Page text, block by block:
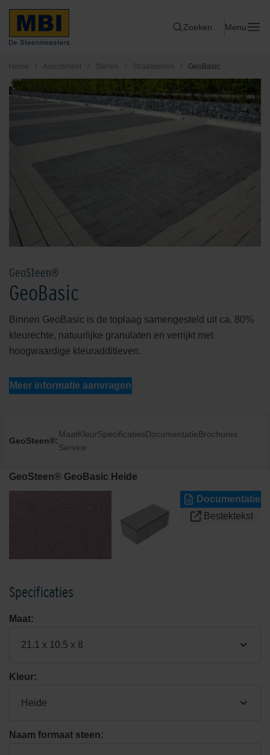
Zoeken Menu
Home / Assortiment / Stenen / Straatstenen / GeoBasic
GeoSteen®
GeoBasic
Binnen GeoBasic is de toplaag samengesteld uit ca. 80%
kleurechte, natuurlijke granulaten en verrijkt met
hoogwaardige kleuradditieven.
Meer informatie aanvragen
GeoSteen®:
MaatKleurSpecificatiesDocumentatieBrochures
Service
GeoSteen® GeoBasic Heide
Documentatie
Bestektekst
Specificaties
Maat:
21.1 x 10.5 x 8
Kleur:
Heide
Naam formaat steen: